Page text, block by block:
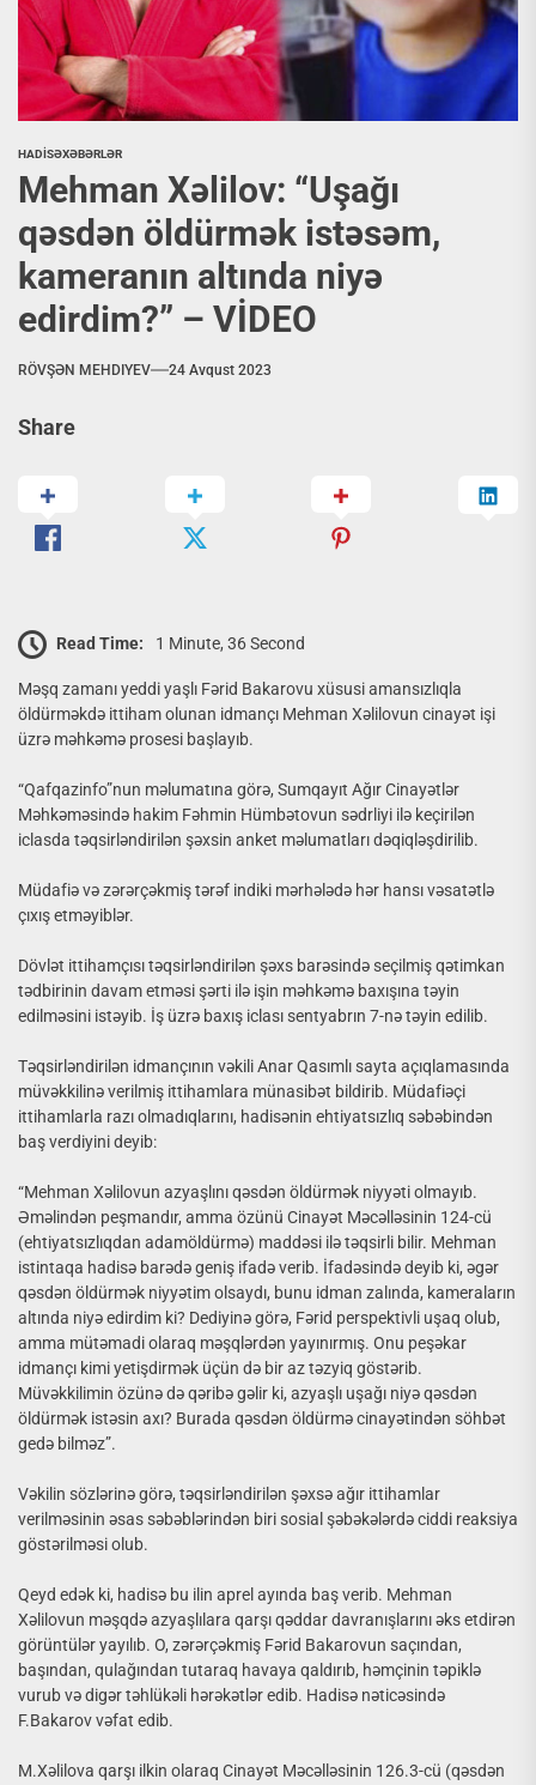
HADİSƏXƏBƏRLƏR
Mehman Xəlilov: “Uşağı
qəsdən öldürmək istəsəm,
kameranın altında niyə
edirdim?” – VİDEO
RÖVŞƏN MEHDIYEV 24 Avqust 2023
Share
Read Time: 1 Minute, 36 Second
Məşq zamanı yeddi yaşlı Fərid Bakarovu xüsusi amansızlıqla
öldürməkdə ittiham olunan idmançı Mehman Xəlilovun cinayət işi
üzrə məhkəmə prosesi başlayıb.
“Qafqazinfo”nun məlumatına görə, Sumqayıt Ağır Cinayətlər
Məhkəməsində hakim Fəhmin Hümbətovun sədrliyi ilə keçirilən
iclasda təqsirləndirilən şəxsin anket məlumatları dəqiqləşdirilib.
Müdafiə və zərərçəkmiş tərəf indiki mərhələdə hər hansı vəsatətlə
çıxış etməyiblər.
Dövlət ittihamçısı təqsirləndirilən şəxs barəsində seçilmiş qətimkan
tədbirinin davam etməsi şərti ilə işin məhkəmə baxışına təyin
edilməsini istəyib. İş üzrə baxış iclası sentyabrın 7-nə təyin edilib.
Təqsirləndirilən idmançının vəkili Anar Qasımlı sayta açıqlamasında
müvəkkilinə verilmiş ittihamlara münasibət bildirib. Müdafiəçi
ittihamlarla razı olmadıqlarını, hadisənin ehtiyatsızlıq səbəbindən
baş verdiyini deyib:
“Mehman Xəlilovun azyaşlını qəsdən öldürmək niyyəti olmayıb.
Əməlindən peşmandır, amma özünü Cinayət Məcəlləsinin 124-cü
(ehtiyatsızlıqdan adamöldürmə) maddəsi ilə təqsirli bilir. Mehman
istintaqa hadisə barədə geniş ifadə verib. İfadəsində deyib ki, əgər
qəsdən öldürmək niyyətim olsaydı, bunu idman zalında, kameraların
altında niyə edirdim ki? Dediyinə görə, Fərid perspektivli uşaq olub,
amma mütəmadi olaraq məşqlərdən yayınırmış. Onu peşəkar
idmançı kimi yetişdirmək üçün də bir az təzyiq göstərib.
Müvəkkilimin özünə də qəribə gəlir ki, azyaşlı uşağı niyə qəsdən
öldürmək istəsin axı? Burada qəsdən öldürmə cinayətindən söhbət
gedə bilməz”.
Vəkilin sözlərinə görə, təqsirləndirilən şəxsə ağır ittihamlar
verilməsinin əsas səbəblərindən biri sosial şəbəkələrdə ciddi reaksiya
göstərilməsi olub.
Qeyd edək ki, hadisə bu ilin aprel ayında baş verib. Mehman
Xəlilovun məşqdə azyaşlılara qarşı qəddar davranışlarını əks etdirən
görüntülər yayılıb. O, zərərçəkmiş Fərid Bakarovun saçından,
başından, qulağından tutaraq havaya qaldırıb, həmçinin təpiklə
vurub və digər təhlükəli hərəkətlər edib. Hadisə nəticəsində
F.Bakarov vəfat edib.
M.Xəlilova qarşı ilkin olaraq Cinayət Məcəlləsinin 126.3-cü (qəsdən